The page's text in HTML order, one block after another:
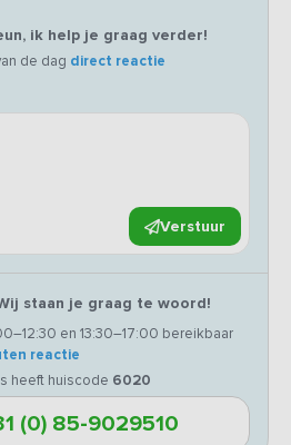
ik help je graag verder!
de dag direct reactie
Verstuur
staan je graag te woord!
en 13:30–17:00 bereikbaar
reactie
heeft huiscode 6020
(0) 85-9029510